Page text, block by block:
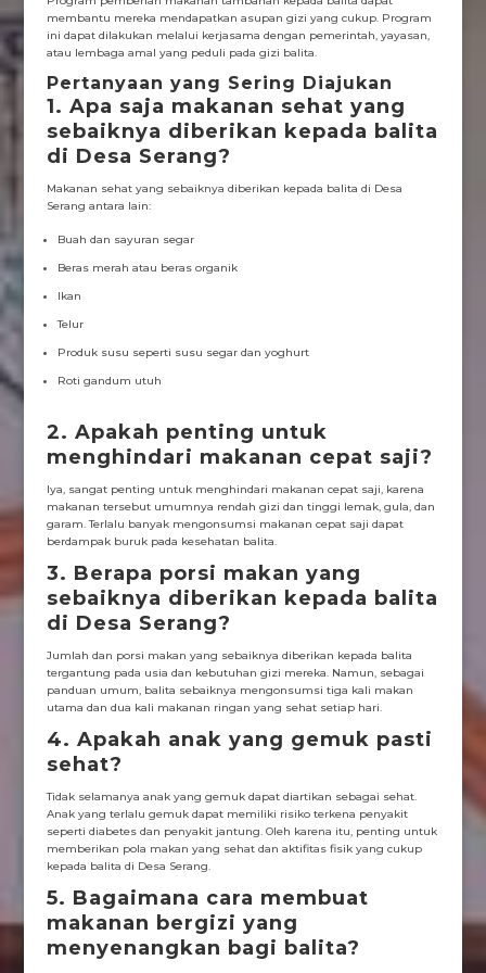
membantu mereka mendapatkan asupan gizi yang cukup. Program
ini dapat dilakukan melalui kerjasama dengan pemerintah, yayasan,
atau lembaga amal yang peduli pada gizi balita.
Pertanyaan yang Sering Diajukan
1. Apa saja makanan sehat yang
sebaiknya diberikan kepada balita
di Desa Serang?
Makanan sehat yang sebaiknya diberikan kepada balita di Desa
Serang antara lain:
Buah dan sayuran segar
Beras merah atau beras organik
Ikan
Telur
Produk susu seperti susu segar dan yoghurt
Roti gandum utuh
2. Apakah penting untuk
menghindari makanan cepat saji?
Iya, sangat penting untuk menghindari makanan cepat saji, karena
makanan tersebut umumnya rendah gizi dan tinggi lemak, gula, dan
garam. Terlalu banyak mengonsumsi makanan cepat saji dapat
berdampak buruk pada kesehatan balita.
3. Berapa porsi makan yang
sebaiknya diberikan kepada balita
di Desa Serang?
Jumlah dan porsi makan yang sebaiknya diberikan kepada balita
tergantung pada usia dan kebutuhan gizi mereka. Namun, sebagai
panduan umum, balita sebaiknya mengonsumsi tiga kali makan
utama dan dua kali makanan ringan yang sehat setiap hari.
4. Apakah anak yang gemuk pasti
sehat?
Tidak selamanya anak yang gemuk dapat diartikan sebagai sehat.
Anak yang terlalu gemuk dapat memiliki risiko terkena penyakit
seperti diabetes dan penyakit jantung. Oleh karena itu, penting untuk
memberikan pola makan yang sehat dan aktifitas fisik yang cukup
kepada balita di Desa Serang.
5. Bagaimana cara membuat
makanan bergizi yang
menyenangkan bagi balita?